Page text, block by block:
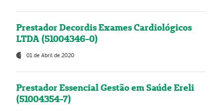
Prestador Decordis Exames Cardiológicos
LTDA (51004346-0)
01 de Abril de 2020
Prestador Essencial Gestão em Saúde Ereli
(51004354-7)